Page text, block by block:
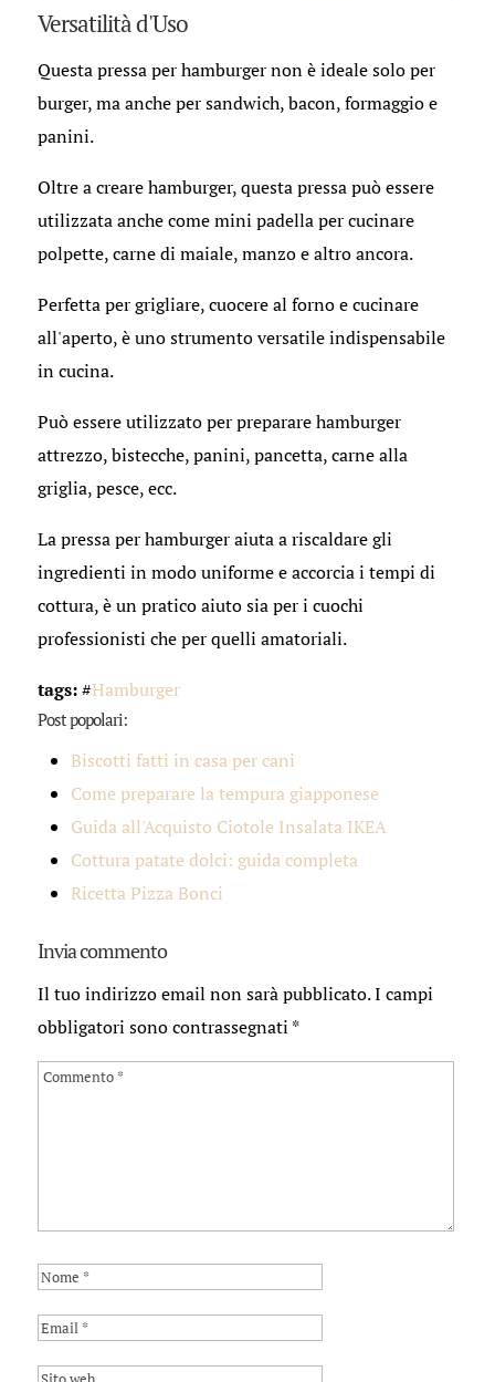
Versatilità d'Uso
Questa pressa per hamburger non è ideale solo per
burger, ma anche per sandwich, bacon, formaggio e
panini.
Oltre a creare hamburger, questa pressa può essere
utilizzata anche come mini padella per cucinare
polpette, carne di maiale, manzo e altro ancora.
Perfetta per grigliare, cuocere al forno e cucinare
all'aperto, è uno strumento versatile indispensabile
in cucina.
Può essere utilizzato per preparare hamburger
attrezzo, bistecche, panini, pancetta, carne alla
griglia, pesce, ecc.
La pressa per hamburger aiuta a riscaldare gli
ingredienti in modo uniforme e accorcia i tempi di
cottura, è un pratico aiuto sia per i cuochi
professionisti che per quelli amatoriali.
tags:#Hamburger
Post popolari:
Biscotti fatti in casa per cani
Come preparare la tempura giapponese
Guida all'Acquisto Ciotole Insalata IKEA
Cottura patate dolci: guida completa
Ricetta Pizza Bonci
Invia commento
Il tuo indirizzo email non sarà pubblicato. I campi
obbligatori sono contrassegnati *